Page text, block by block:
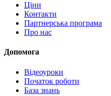
Ціни
Контакти
Партнерська програма
Про нас
Допомога
Відеоуроки
Початок роботи
База знань